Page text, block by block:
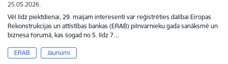
25.05.2026.
Vēl līdz piektdienai, 29. maijam interesenti var reģistrēties dalībai Eiropas
Rekonstrukcijas un attīstības bankas (ERAB) pilnvarnieku gada sanāksmē un
biznesa forumā, kas šogad no 5. līdz 7…
ERAB Jaunumi